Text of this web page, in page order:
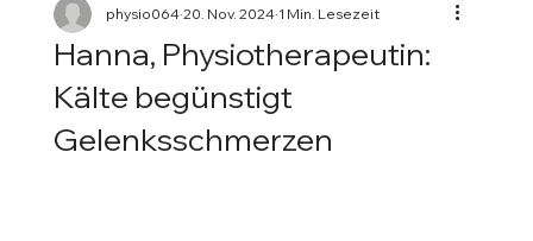
Hanna, Physiotherapeutin:
Kälte begünstigt
Gelenksschmerzen
physio064 20. Nov. 2024 1 Min. Lesezeit